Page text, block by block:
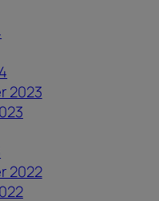
2023
2022